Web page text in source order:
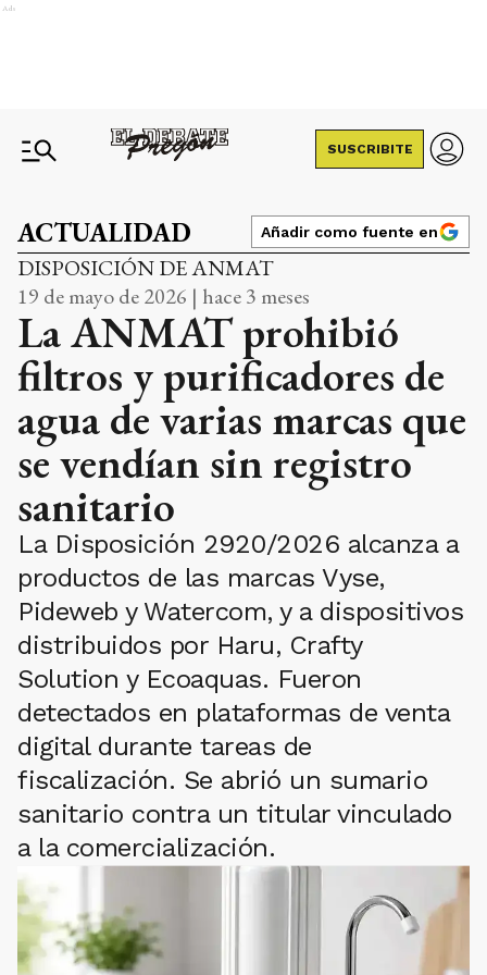
Ads
SUSCRIBITE
ACTUALIDAD Añadir como fuente en
DISPOSICIÓN DE ANMAT
19 de mayo de 2026 | hace 3 meses
La ANMAT prohibió
filtros y purificadores de
agua de varias marcas que
se vendían sin registro
sanitario
La Disposición 2920/2026 alcanza a
productos de las marcas Vyse,
Pideweb y Watercom, y a dispositivos
distribuidos por Haru, Crafty
Solution y Ecoaquas. Fueron
detectados en plataformas de venta
digital durante tareas de
fiscalización. Se abrió un sumario
sanitario contra un titular vinculado
a la comercialización.